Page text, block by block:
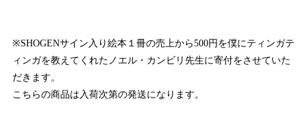
※SHOGENサイン入り絵本１冊の売上から500円を僕にティンガテ
ィンガを教えてくれたノエル・カンビリ先生に寄付をさせていた
だきます。
こちらの商品は入荷次第の発送になります。